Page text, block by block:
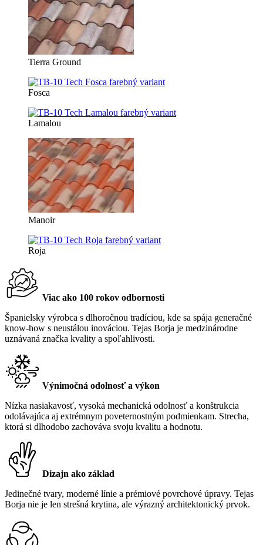
Tierra Ground
Fosca
Lamalou
Manoir
Roja
Viac ako 100 rokov odbornosti
Španielsky výrobca s dlhoročnou tradíciou, kde sa spája generačné
know-how s neustálou inováciou. Tejas Borja je medzinárodne
uznávaná značka kvality a spoľahlivosti.
Výnimočná odolnosť a výkon
Nízka nasiakavosť, vysoká mechanická odolnosť a konštrukcia
odolávajúca aj extrémnym poveternostným podmienkam. Strecha,
ktorá si dlhodobo zachováva svoju kvalitu a hodnotu.
Dizajn ako základ
Jedinečné tvary, moderné línie a prémiové povrchové úpravy. Tejas
Borja nie je len strešná krytina, ale výrazný architektonický prvok.